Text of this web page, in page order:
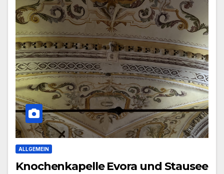
ALLGEMEIN
Knochenkapelle Evora und Stausee